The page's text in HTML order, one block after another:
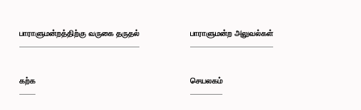
பாராளுமன்றத்திற்கு வருகை தருதல்
கற்க
பாராளுமன்ற அலுவல்கள்
செயலகம்